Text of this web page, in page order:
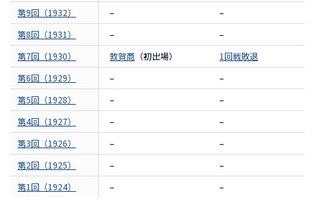
第9回（1932）
–
–
第8回（1931）
–
–
第7回（1930）
敦賀商 （初出場）
1回戦敗退
第6回（1929）
–
–
第5回（1928）
–
–
第4回（1927）
–
–
第3回（1926）
–
–
第2回（1925）
–
–
第1回（1924）
– –